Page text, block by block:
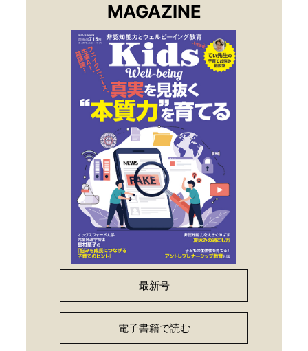
MAGAZINE
最新号
電子書籍で読む